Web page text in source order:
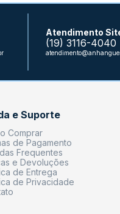
Atendimento
(19) 3116-4040
e Suporte
Comprar
de Pagamento
Frequentes
e Devoluções
de Entrega
de Privacidade